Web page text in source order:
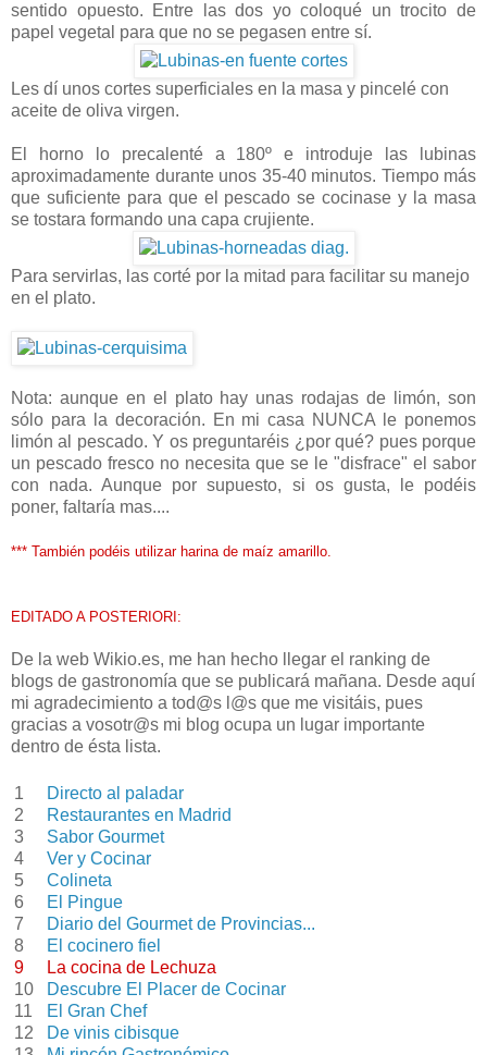
sentido opuesto. Entre las dos yo coloqué un trocito de
papel vegetal para que no se pegasen entre sí.
Les dí unos cortes superficiales en la masa y pincelé con
aceite de oliva virgen.
El horno lo precalenté a 180º e introduje las lubinas
aproximadamente durante unos 35-40 minutos. Tiempo más
que suficiente para que el pescado se cocinase y la masa
se tostara formando una capa crujiente.
Para servirlas, las corté por la mitad para facilitar su manejo
en el plato.
Nota: aunque en el plato hay unas rodajas de limón, son
sólo para la decoración. En mi casa NUNCA le ponemos
limón al pescado. Y os preguntaréis ¿por qué? pues porque
un pescado fresco no necesita que se le "disfrace" el sabor
con nada. Aunque por supuesto, si os gusta, le podéis
poner, faltaría mas....
*** También podéis utilizar harina de maíz amarillo.
EDITADO A POSTERIORI:
De la web Wikio.es, me han hecho llegar el ranking de
blogs de gastronomía que se publicará mañana. Desde aquí
mi agradecimiento a tod@s l@s que me visitáis, pues
gracias a vosotr@s mi blog ocupa un lugar importante
dentro de ésta lista.
1
Directo al paladar
2
Restaurantes en Madrid
3
Sabor Gourmet
4
Ver y Cocinar
5
Colineta
6
El Pingue
7
Diario del Gourmet de Provincias...
8
El cocinero fiel
9
La cocina de Lechuza
10
Descubre El Placer de Cocinar
11
El Gran Chef
12
De vinis cibisque